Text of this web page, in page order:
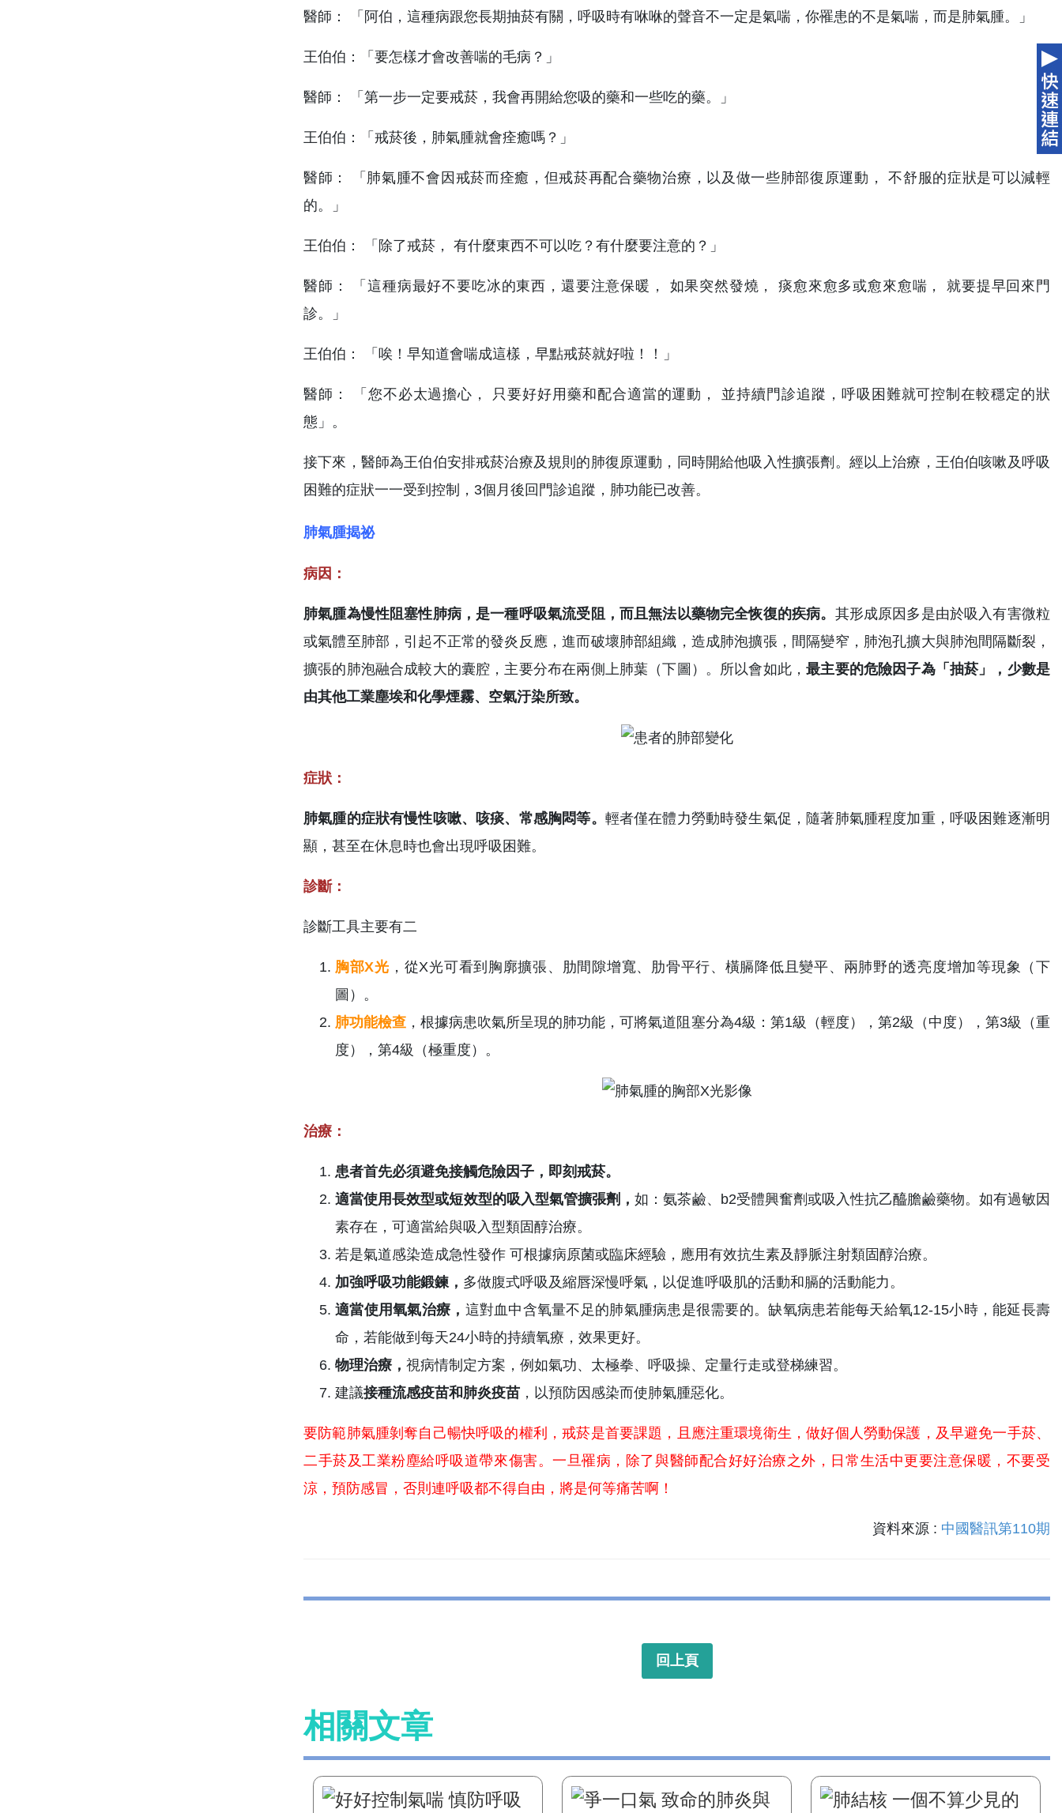
醫師： 「阿伯，這種病跟您長期抽菸有關，呼吸時有咻咻的聲音不一定是氣喘，你罹患的不是氣喘，而是肺氣腫。」
王伯伯：「要怎樣才會改善喘的毛病？」
醫師： 「第一步一定要戒菸，我會再開給您吸的藥和一些吃的藥。」
王伯伯：「戒菸後，肺氣腫就會痊癒嗎？」
醫師： 「肺氣腫不會因戒菸而痊癒，但戒菸再配合藥物治療，以及做一些肺部復原運動， 不舒服的症狀是可以減輕
的。」
王伯伯： 「除了戒菸， 有什麼東西不可以吃？有什麼要注意的？」
醫師： 「這種病最好不要吃冰的東西，還要注意保暖， 如果突然發燒， 痰愈來愈多或愈來愈喘， 就要提早回來門
診。」
王伯伯： 「唉！早知道會喘成這樣，早點戒菸就好啦！！」
醫師： 「您不必太過擔心， 只要好好用藥和配合適當的運動， 並持續門診追蹤，呼吸困難就可控制在較穩定的狀
態」。
接下來，醫師為王伯伯安排戒菸治療及規則的肺復原運動，同時開給他吸入性擴張劑。經以上治療，王伯伯咳嗽及呼吸
困難的症狀一一受到控制，3個月後回門診追蹤，肺功能已改善。
肺氣腫揭祕
病因：
肺氣腫為慢性阻塞性肺病，是一種呼吸氣流受阻，而且無法以藥物完全恢復的疾病。 其形成原因多是由於吸入有害微粒
或氣體至肺部，引起不正常的發炎反應，進而破壞肺部組織，造成肺泡擴張，間隔變窄，肺泡孔擴大與肺泡間隔斷裂，
擴張的肺泡融合成較大的囊腔，主要分布在兩側上肺葉（下圖）。所以會如此，最主要的危險因子為「抽菸」，少數是
由其他工業塵埃和化學煙霧、空氣汙染所致。
症狀：
肺氣腫的症狀有慢性咳嗽、咳痰、常感胸悶等。 輕者僅在體力勞動時發生氣促，隨著肺氣腫程度加重，呼吸困難逐漸明
顯，甚至在休息時也會出現呼吸困難。
診斷：
診斷工具主要有二
胸部X光 ，從X光可看到胸廓擴張、肋間隙增寬、肋骨平行、橫膈降低且變平、兩肺野的透亮度增加等現象（下
圖）。
肺功能檢查 ，根據病患吹氣所呈現的肺功能，可將氣道阻塞分為4級：第1級（輕度），第2級（中度），第3級（重
度），第4級（極重度）。
治療：
患者首先必須避免接觸危險因子，即刻戒菸。
適當使用長效型或短效型的吸入型氣管擴張劑，如：氨茶鹼、b2受體興奮劑或吸入性抗乙醯膽鹼藥物。如有過敏因
素存在，可適當給與吸入型類固醇治療。
若是氣道感染造成急性發作 可根據病原菌或臨床經驗，應用有效抗生素及靜脈注射類固醇治療。
加強呼吸功能鍛鍊， 多做腹式呼吸及縮唇深慢呼氣，以促進呼吸肌的活動和膈的活動能力。
適當使用氧氣治療， 這對血中含氧量不足的肺氣腫病患是很需要的。缺氧病患若能每天給氧12-15小時，能延長壽
命，若能做到每天24小時的持續氧療，效果更好。
物理治療， 視病情制定方案，例如氣功、太極拳、呼吸操、定量行走或登梯練習。
建議接種流感疫苗和肺炎疫苗 ，以預防因感染而使肺氣腫惡化。
要防範肺氣腫剝奪自己暢快呼吸的權利，戒菸是首要課題，且應注重環境衛生，做好個人勞動保護，及早避免一手菸、
二手菸及工業粉塵給呼吸道帶來傷害。一旦罹病，除了與醫師配合好好治療之外，日常生活中更要注意保暖，不要受
涼，預防感冒，否則連呼吸都不得自由，將是何等痛苦啊！
資料來源 : 中國醫訊第110期
回上頁
相關文章